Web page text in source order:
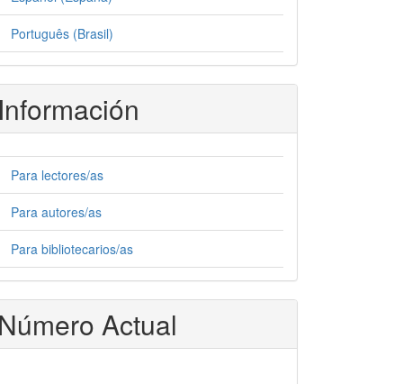
Português (Brasil)
Para lectores/as
Para autores/as
Para bibliotecarios/as
Actual